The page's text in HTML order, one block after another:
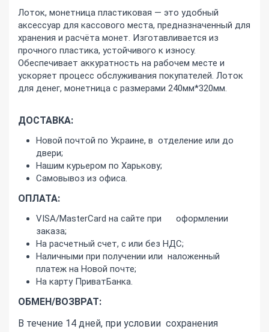
Лоток, монетница пластиковая — это удобный
аксессуар для кассового места, предназначенный для
хранения и расчёта монет. Изготавливается из
прочного пластика, устойчивого к износу.
Обеспечивает аккуратность на рабочем месте и
ускоряет процесс обслуживания покупателей. Лоток
для денег, монетница с размерами 240мм*320мм.
ДОСТАВКА:
Новой почтой по Украине, в отделение или до
двери;
Нашим курьером по Харькову;
Самовывоз из офиса.
ОПЛАТА:
VISA/MasterCard на сайте при оформлении
заказа;
На расчетный счет, с или без НДС;
Наличными при получении или наложенный
платеж на Новой почте;
На карту ПриватБанка.
ОБМЕН/ВОЗВРАТ:
В течение 14 дней, при условии сохранения